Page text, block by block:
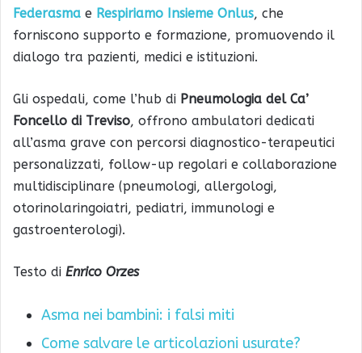
Federasma e Respiriamo Insieme Onlus, che
forniscono supporto e formazione, promuovendo il
dialogo tra pazienti, medici e istituzioni.
Gli ospedali, come l’hub di Pneumologia del Ca’
Foncello di Treviso, offrono ambulatori dedicati
all’asma grave con percorsi diagnostico-terapeutici
personalizzati, follow-up regolari e collaborazione
multidisciplinare (pneumologi, allergologi,
otorinolaringoiatri, pediatri, immunologi e
gastroenterologi).
Testo di Enrico Orzes
Asma nei bambini: i falsi miti
Come salvare le articolazioni usurate?